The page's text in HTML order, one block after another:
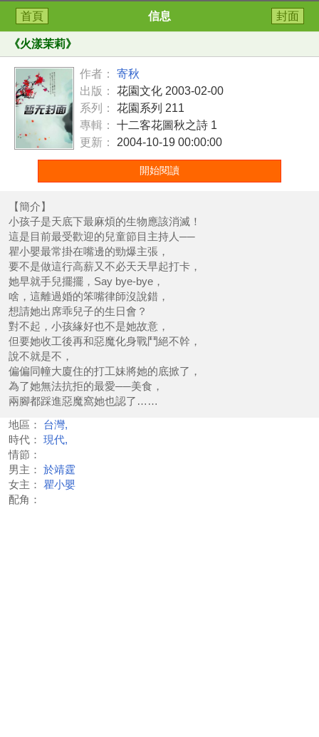
首頁 信息 封面
《火漾茉莉》
作者：
寄秋
出版：
花園文化 2003-02-00
系列：
花園系列 211
專輯：
十二客花圖秋之詩 1
更新：
2004-10-19 00:00:00
開始閱讀
【簡介】
小孩子是天底下最麻煩的生物應該消滅！
這是目前最受歡迎的兒童節目主持人──
瞿小嬰最常掛在嘴邊的勁爆主張，
要不是做這行高薪又不必天天早起打卡，
她早就手兒擺擺，Say bye-bye，
啥，這離過婚的笨嘴律師沒說錯，
想請她出席乖兒子的生日會？
對不起，小孩緣好也不是她故意，
但要她收工後再和惡魔化身戰鬥絕不幹，
說不就是不，
偏偏同幢大廈住的打工妹將她的底掀了，
為了她無法抗拒的最愛──美食，
兩腳都踩進惡魔窩她也認了……
地區：
台灣,
時代：
現代,
情節：
男主：
於靖霆
女主：
瞿小嬰
配角：